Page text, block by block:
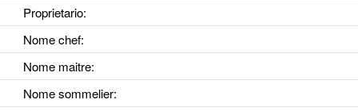
Proprietario:
Nome chef:
Nome maitre:
Nome sommelier: